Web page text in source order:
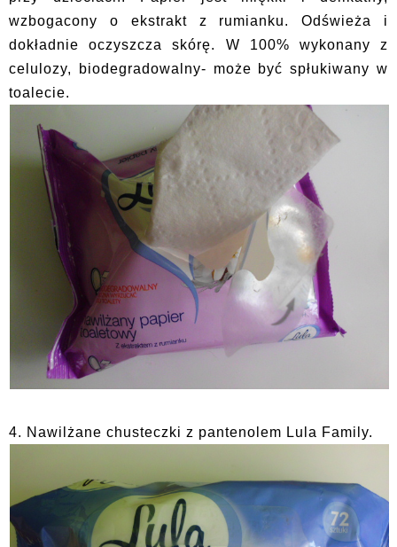
wzbogacony o ekstrakt z rumianku. Odświeża i
dokładnie oczyszcza skórę. W 100% wykonany z
celulozy, biodegradowalny- może być spłukiwany w
toalecie.
4. Nawilżane chusteczki z pantenolem Lula Family.